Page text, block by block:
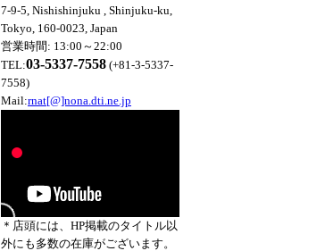
7-9-5, Nishishinjuku , Shinjuku-ku,
Tokyo, 160-0023, Japan
営業時間: 13:00～22:00
TEL:03-5337-7558 (+81-3-5337-
7558)
Mail:rnat[@]nona.dti.ne.jp
＊店頭には、HP掲載のタイトル以
外にも多数の在庫がございます。